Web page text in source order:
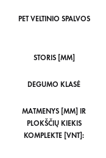
PET VELTINIO SPALVOS
STORIS [MM]
DEGUMO KLASĖ
MATMENYS [MM] IR
PLOKŠČIŲ KIEKIS
KOMPLEKTE [VNT]: